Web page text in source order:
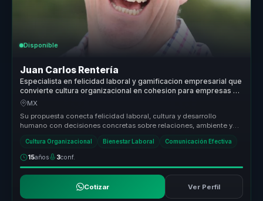
Disponible
Juan Carlos Rentería
Especialista en felicidad laboral y gamificacion empresarial que
convierte cultura organizacional en cohesion para empresas y
equipos.
MX
Su propuesta conecta felicidad laboral, cultura y desarrollo
humano con decisiones concretas sobre relaciones, ambiente y
Cultura Organizacional Bienestar Laboral Comunicación Efectiva
15años 3conf.
Cotizar Ver Perfil